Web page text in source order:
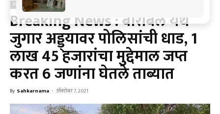
Previos News क्राईम
Breaking News : बोरीबेल येथे
जुगार अड्ड्यावर पोलिसांची धाड, 1
लाख 45 हजारांचा मुद्देमाल जप्त
करत 6 जणांना घेतले ताब्यात
By Sahkarnama - ऑक्टोबर 7, 2021